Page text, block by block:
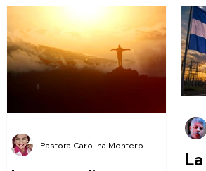
Pastora Carolina Montero